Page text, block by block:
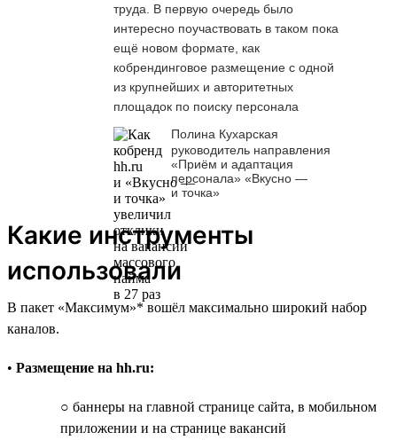
труда. В первую очередь было
интересно поучаствовать в таком пока
ещё новом формате, как
кобрендинговое размещение с одной
из крупнейших и авторитетных
площадок по поиску персонала
Полина Кухарская
руководитель направления
«Приём и адаптация
персонала» «Вкусно —
и точка»
Какие инструменты
использовали
В пакет «Максимум»* вошёл максимально широкий набор
каналов.
• Размещение на hh.ru:
○ баннеры на главной странице сайта, в мобильном
приложении и на странице вакансий